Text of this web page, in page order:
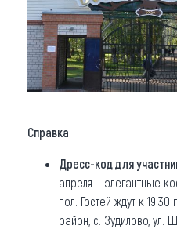
Справка
Дресс-код для
апреля – элегантные
пол. Гостей ждут к
район, с. Зудилово, ул.